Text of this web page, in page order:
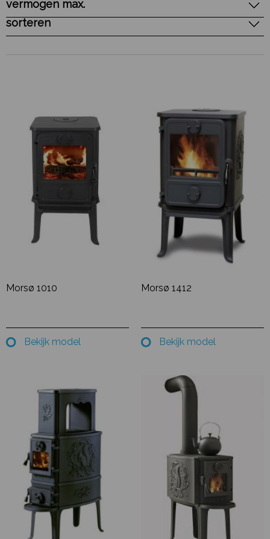
vermogen max.
sorteren
Morsø 1010
Bekijk model
Morsø 1412
Bekijk model